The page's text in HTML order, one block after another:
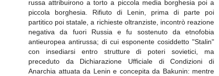
russa attribuirono a torto a piccola media borghesia poi a
piccola borghesia. Rifiuto di Lenin, prima di parte poi
partitico poi statale, a richieste oltranziste, incontrò reazione
negativa da fuori Russia e fu sostenuto da etnofobia
antieuropea antirussa; di cui esponente cosiddetto "Stalin"
con insediarsi entro strutture di poteri sovietici, ma
preceduto da Dichiarazione Ufficiale di Condizioni di
Anarchia attuata da Lenin e concepita da Bakunin: mentre